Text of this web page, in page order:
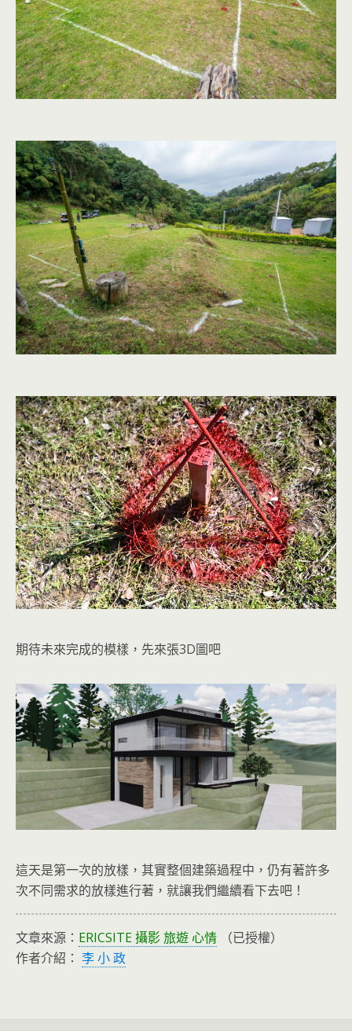
期待未來完成的模樣，先來張3D圖吧
這天是第一次的放樣，其實整個建築過程中，仍有著許多
次不同需求的放樣進行著，就讓我們繼續看下去吧！
文章來源： ERICSITE 攝影 旅遊 心情 （已授權）
作者介紹： 李 小 政